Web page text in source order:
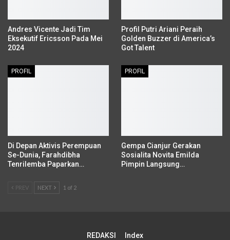
Andres Vicente Jadi Tim
Eksekutif Ericsson Pada Mei
2024
Profil Putri Ariani Peraih
Golden Buzzer di America’s
Got Talent
PROFIL
Di Depan Aktivis Perempuan
Se-Dunia, Farahdibha
Tenrilemba Paparkan…
PROFIL
Gempa Cianjur Gerakan
Sosialita Novita Emilda
Pimpin Langsung…
PREV NEXT 1 of 2
REDAKSI Index